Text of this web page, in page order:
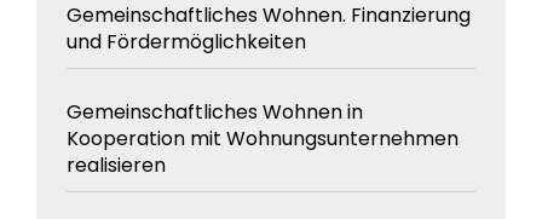
Gemeinschaftliches Wohnen. Finanzierung
und Fördermöglichkeiten
Gemeinschaftliches Wohnen in
Kooperation mit Wohnungsunternehmen
realisieren